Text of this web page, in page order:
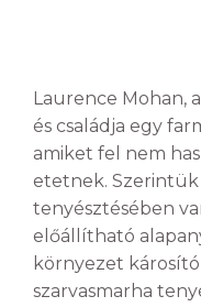
Laurence Mohan, a
és családja egy
amiket fel nem
etetnek. Szerintük
tenyésztésében
előállítható
környezet
szarvasmarha